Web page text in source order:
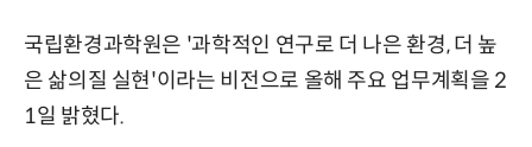
국립환경과학원은 '과학적인 연구로 더 나은 환경, 더 높
은 삶의질 실현'이라는 비전으로 올해 주요 업무계획을 2
1일 밝혔다.